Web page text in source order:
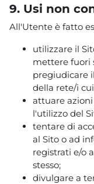
9. Usi non
All'Utente è fatto
utilizzare il
mettere fuori
pregiudicare
della rete/i
attuare
l'utilizzo del
tentare di
al Sito o ad
registrati e/o
stesso;
divulgare a